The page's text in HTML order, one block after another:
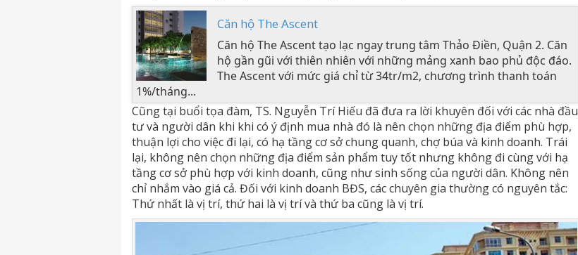
Căn hộ The Ascent
Căn hộ The Ascent tạo lạc ngay trung tâm Thảo Điền, Quận 2. Căn
hộ gần gũi với thiên nhiên với những mảng xanh bao phủ độc đáo.
The Ascent với mức giá chỉ từ 34tr/m2, chương trình thanh toán
1%/tháng...
Cũng tại buổi tọa đàm, TS. Nguyễn Trí Hiếu đã đưa ra lời khuyên đối với các nhà đầu
tư và người dân khi khi có ý định mua nhà đó là nên chọn những địa điểm phù hợp,
thuận lợi cho việc đi lại, có hạ tầng cơ sở chung quanh, chợ búa và kinh doanh. Trái
lại, không nên chọn những địa điểm sản phẩm tuy tốt nhưng không đi cùng với hạ
tầng cơ sở phù hợp với kinh doanh, cũng như sinh sống của người dân. Không nên
chỉ nhắm vào giá cả. Đối với kinh doanh BĐS, các chuyên gia thường có nguyên tắc:
Thứ nhất là vị trí, thứ hai là vị trí và thứ ba cũng là vị trí.